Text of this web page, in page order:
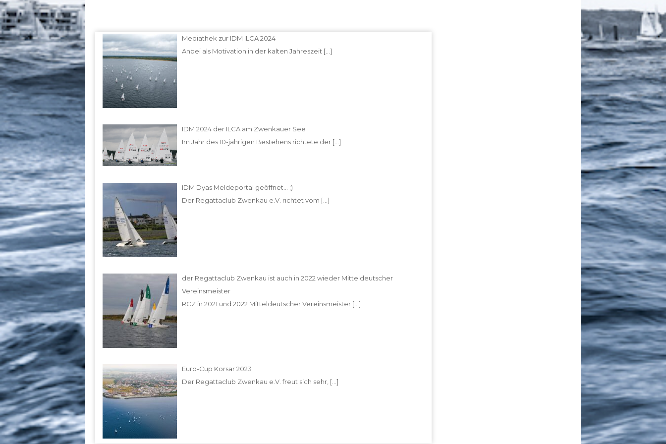
Orte mit vielen Veranstaltungen?
Mediathek zur IDM ILCA 2024
Anbei als Motivation in der kalten Jahreszeit […]
IDM 2024 der ILCA am Zwenkauer See
Im Jahr des 10-jährigen Bestehens richtete der […]
IDM Dyas Meldeportal geöffnet… ;)
Der Regattaclub Zwenkau e.V. richtet vom […]
der Regattaclub Zwenkau ist auch in 2022 wieder Mitteldeutscher
Vereinsmeister
RCZ in 2021 und 2022 Mitteldeutscher Vereinsmeister […]
Euro-Cup Korsar 2023
Der Regattaclub Zwenkau e.V. freut sich sehr, […]